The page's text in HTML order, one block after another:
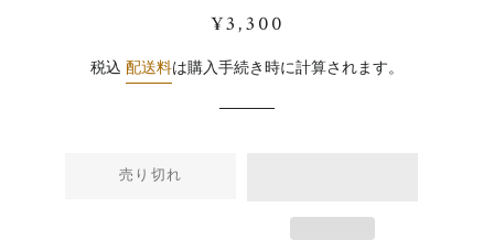
通
価
販
価
¥3,300
税込 配送料は購入手続き時に計算されます。
売り切れ